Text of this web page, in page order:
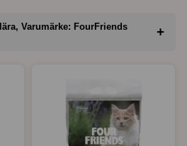
Varumärke: FourFriends
+
Kattmat)